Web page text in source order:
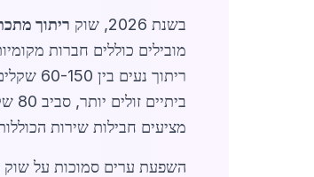
בשנת 2026, שוק ריתוך
מובילים כוללים חברות
מציעים חבילות שירות
השפעת ערים סמוכות על שוק